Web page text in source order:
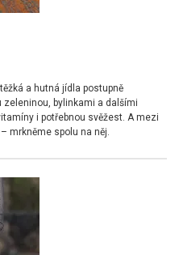
a hutná jídla postupně
bylinkami a dalšími
i potřebnou svěžest. A mezi
mrkněme spolu na něj.